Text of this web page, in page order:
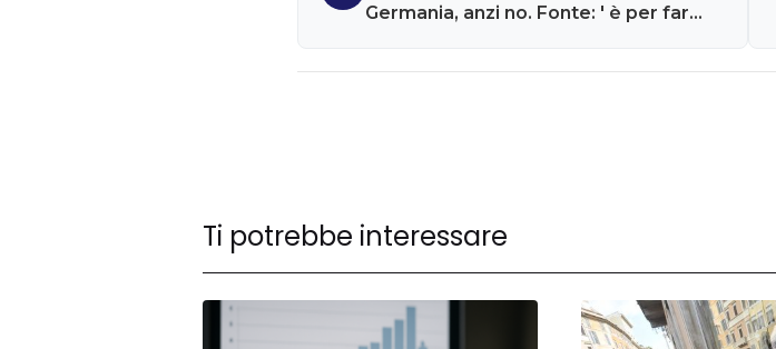
Germania, anzi no. Fonte: ' è per far
Ti potrebbe interessare